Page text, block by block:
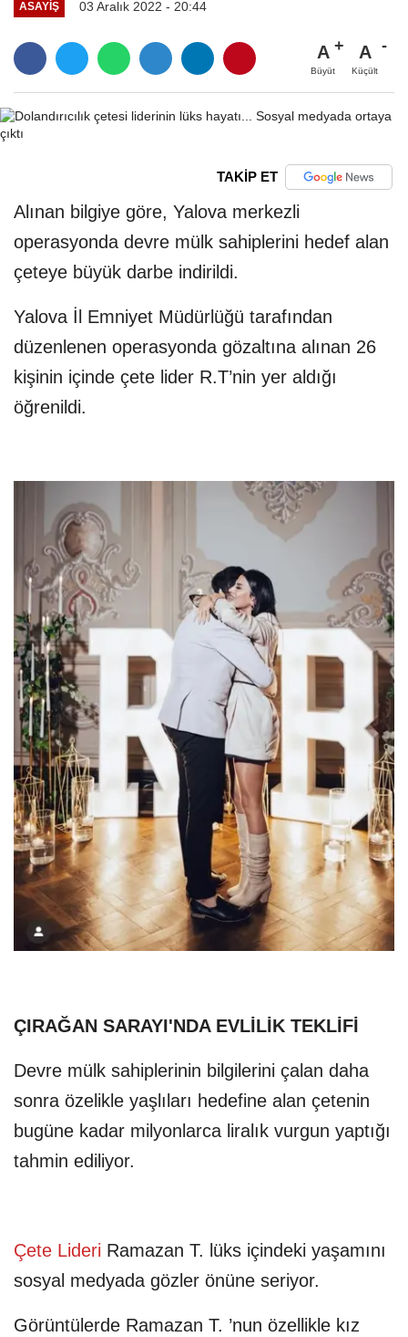
ASAYIŞ 03 Aralık 2022 - 20:44
A
Büyüt
A
Küçült
TAKİP ET
Alınan bilgiye göre, Yalova merkezli
operasyonda devre mülk sahiplerini hedef alan
çeteye büyük darbe indirildi.
Yalova İl Emniyet Müdürlüğü tarafından
düzenlenen operasyonda gözaltına alınan 26
kişinin içinde çete lider R.T’nin yer aldığı
öğrenildi.
ÇIRAĞAN SARAYI'NDA EVLİLİK TEKLİFİ
Devre mülk sahiplerinin bilgilerini çalan daha
sonra özelikle yaşlıları hedefine alan çetenin
bugüne kadar milyonlarca liralık vurgun yaptığı
tahmin ediliyor.
Çete Lideri Ramazan T. lüks içindeki yaşamını
sosyal medyada gözler önüne seriyor.
Görüntülerde Ramazan T. ’nun özellikle kız